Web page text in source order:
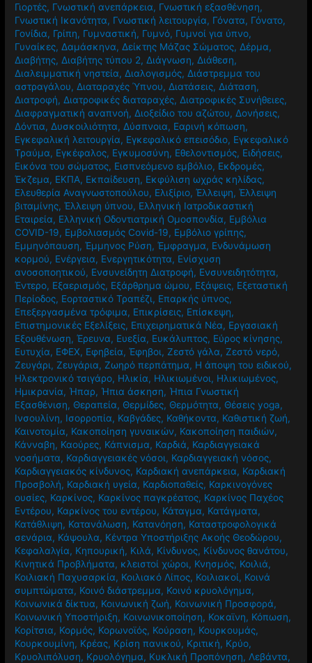
Γιορτές, Γνωστική ανεπάρκεια, Γνωστική εξασθένηση,
Γνωστική Ικανότητα, Γνωστική λειτουργία, Γόνατα, Γόνατο,
Γονίδια, Γρίπη, Γυμναστική, Γυμνό, Γυμνοί για ύπνο,
Γυναίκες, Δαμάσκηνα, Δείκτης Μάζας Σώματος, Δέρμα,
Διαβήτης, Διαβήτης τύπου 2, Διάγνωση, Διάθεση,
Διαλειμματική νηστεία, Διαλογισμός, Διάστρεμμα του
αστραγάλου, Διαταραχές Ύπνου, Διατάσεις, Διάταση,
Διατροφή, Διατροφικές διαταραχές, Διατροφικές Συνήθειες,
Διαφραγματική αναπνοή, Διοξείδιο του αζώτου, Δονήσεις,
Δόντια, Δυσκοιλιότητα, Δύσπνοια, Εαρινή κόπωση,
Εγκεφαλική λειτουργία, Εγκεφαλικό επεισόδιο, Εγκεφαλικό
Τραύμα, Εγκέφαλος, Εγκυμοσύνη, Εθελοντισμός, Ειδήσεις,
Εικόνα του σώματος, Εισπνεόμενο εμβόλιο, Εκδρομές,
Έκζεμα, ΕΚΠΑ, Εκπαίδευση, Εκφύλιση ωχράς κηλίδας,
Ελευθερία Αναγνωστοπούλου, Ελιξίριο,Έλλειψη,Έλλειψη
βιταμίνης,Έλλειψη ύπνου, Ελληνική Ιατροδικαστική
Εταιρεία, Ελληνική Οδοντιατρική Ομοσπονδία, Εμβόλια
COVID-19, Εμβολιασμός Covid-19, Εμβόλιο γρίπης,
Εμμηνόπαυση,Έμμηνος Ρύση,Έμφραγμα, Ενδυνάμωση
κορμού, Ενέργεια, Ενεργητικότητα, Ενίσχυση
ανοσοποητικού, Ενσυνείδητη Διατροφή, Ενσυνειδητότητα,
Έντερο, Εξαερισμός, Εξάρθρημα ώμου, Εξάψεις, Εξεταστική
Περίοδος, Εορταστικό Τραπέζι, Επαρκής ύπνος,
Επεξεργασμένα τρόφιμα, Επικρίσεις, Επίσκεψη,
Επιστημονικές Εξελίξεις, Επιχειρηματικά Νέα, Εργασιακή
Εξουθένωση,Έρευνα, Ευεξία, Ευκάλυπτος, Εύρος κίνησης,
Ευτυχία, ΕΦΕΧ, Εφηβεία,Έφηβοι,Ζεστό γάλα,Ζεστό νερό,
Ζευγάρι,Ζευγάρια,Ζωηρό περπάτημα, Η άποψη του ειδικού,
Ηλεκτρονικό τσιγάρο, Ηλικία, Ηλικιωμένοι, Ηλικιωμένος,
Ημικρανία, Ήπαρ, Ήπια άσκηση, Ήπια Γνωστική
Εξασθένιση, Θεραπεία, Θερμίδες, Θερμότητα, Θέσεις yoga,
Ινσουλίνη, Ισορροπία, Καβγάδες, Καθήκοντα, Καθιστική ζωή,
Καινοτομία, Κακοποίηση γυναικών, Κακοποίηση παιδιών,
Κάνναβη, Καούρες, Κάπνισμα, Καρδιά, Καρδιαγγειακά
νοσήματα, Καρδιαγγειακές νόσοι, Καρδιαγγειακή νόσος,
Καρδιαγγειακός κίνδυνος, Καρδιακή ανεπάρκεια, Καρδιακή
Προσβολή, Καρδιακή υγεία, Καρδιοπαθείς, Καρκινογόνες
ουσίες, Καρκίνος, Καρκίνος παγκρέατος, Καρκίνος Παχέος
Εντέρου, Καρκίνος του εντέρου, Κάταγμα, Κατάγματα,
Κατάθλιψη, Κατανάλωση, Κατανόηση, Καταστροφολογικά
σενάρια, Κάψουλα, Κέντρα Υποστήριξης Ακοής Θεοδώρου,
Κεφαλαλγία, Κηπουρική, Κιλά, Κίνδυνος, Κίνδυνος θανάτου,
Κινητικά Προβλήματα, κλειστοί χώροι, Κνησμός, Κοιλιά,
Κοιλιακή Παχυσαρκία, Κοιλιακό Λίπος, Κοιλιακοί, Κοινά
συμπτώματα, Κοινό διάστρεμμα, Κοινό κρυολόγημα,
Κοινωνικά δίκτυα, Κοινωνική ζωή, Κοινωνική Προσφορά,
Κοινωνική Υποστήριξη, Κοινωνικοποίηση, Κοκαϊνη, Κόπωση,
Κορίτσια, Κορμός, Κορωνοϊός, Κούραση, Κουρκουμάς,
Κουρκουμίνη, Κρέας, Κρίση πανικού, Κριτική, Κρύο,
Κρυολιπόλυση, Κρυολόγημα, Κυκλική Προπόνηση, Λεβάντα,